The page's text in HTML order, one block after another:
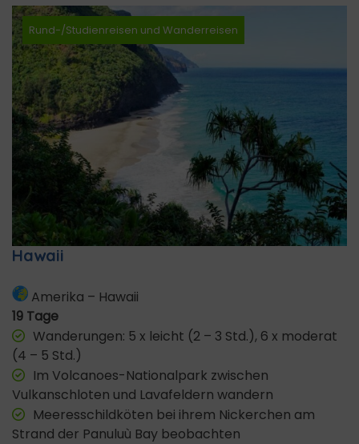
Rund-/Studienreisen und Wanderreisen
Hawaii
Amerika – Hawaii
19 Tage
Wanderungen: 5 x leicht (2 – 3 Std.), 6 x moderat
(4 – 5 Std.)
Im Volcanoes-Nationalpark zwischen
Vulkanschloten und Lavafeldern wandern
Meeresschildköten bei ihrem Nickerchen am
Strand der Panuluù Bay beobachten